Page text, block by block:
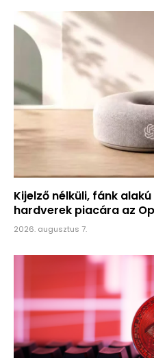
Kijelző nélküli, fánk
hardverek piacára az
2026. augusztus 7.